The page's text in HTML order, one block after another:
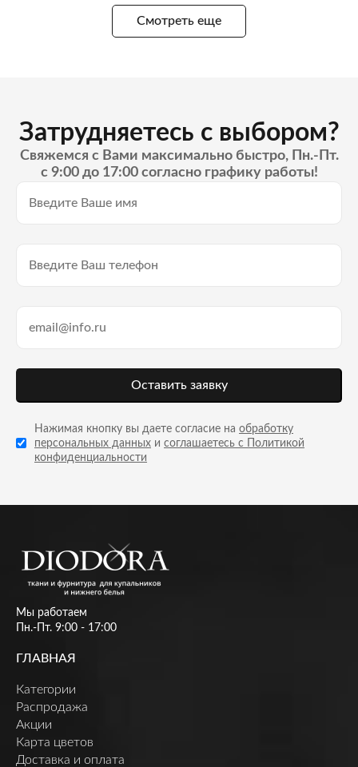
Смотреть еще
Затрудняетесь с выбором?
Свяжемся с Вами максимально быстро, Пн.-Пт.
с 9:00 до 17:00 согласно графику работы!
Оставить заявку
Нажимая кнопку вы даете согласие на обработку
персональных данных и соглашаетесь с Политикой
конфиденциальности
Мы работаем
Пн.-Пт. 9:00 - 17:00
ГЛАВНАЯ
Категории
Распродажа
Акции
Карта цветов
Доставка и оплата